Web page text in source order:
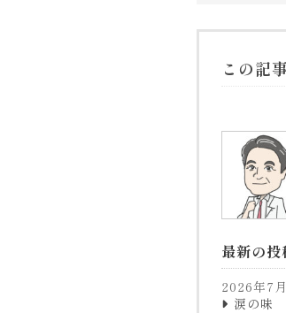
この記
最新の投
2026年7
涙の味